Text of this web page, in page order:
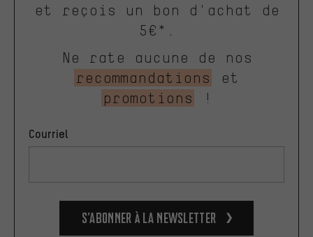
et reçois un bon d'achat de
5€*.
Ne rate aucune de nos
recommandations
et
promotions
!
Courriel
S’abonner à la newsletter